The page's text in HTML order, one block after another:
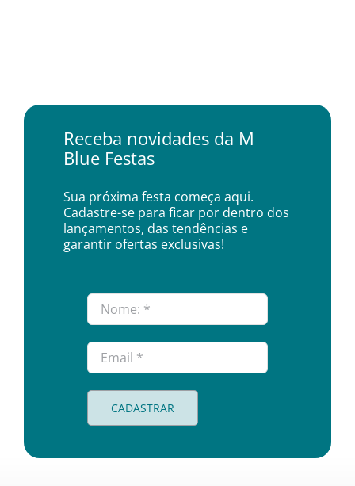
Receba novidades da M
Blue Festas
Sua próxima festa começa aqui.
Cadastre-se para ficar por dentro dos
lançamentos, das tendências e
garantir ofertas exclusivas!
CADASTRAR